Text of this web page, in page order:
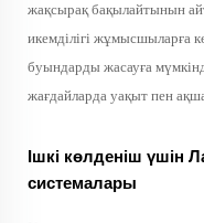
жақсырақ бақылайтынын
икемділігі жұмысшыларға
буындарды жасауға
жағдайларда уақыт пен
Ішкі көлденіш үшін
системалары